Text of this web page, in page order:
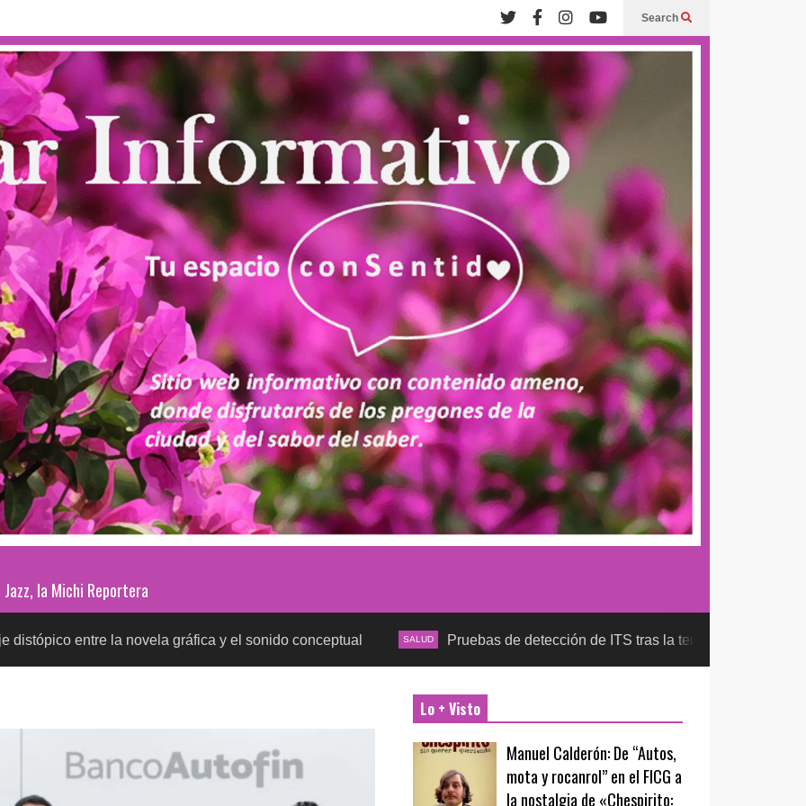
Search
Jazz, la Michi Reportera
la novela gráfica y el sonido conceptual SALUD Pruebas de detección de ITS tras la temporada futbolera,
Lo + Visto
Manuel Calderón: De “Autos,
mota y rocanrol” en el FICG a
la nostalgia de «Chespirito: